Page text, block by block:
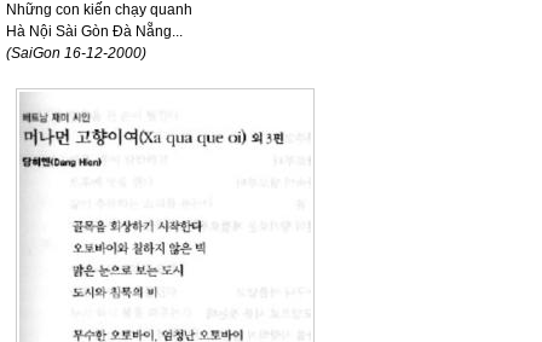
Những con kiến chạy quanh
Hà Nội Sài Gòn Đà Nẵng...
(SaiGon 16-12-2000)